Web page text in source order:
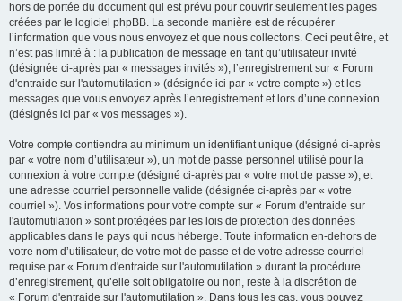
hors de portée du document qui est prévu pour couvrir seulement les pages
créées par le logiciel phpBB. La seconde manière est de récupérer
l’information que vous nous envoyez et que nous collectons. Ceci peut être, et
n’est pas limité à : la publication de message en tant qu’utilisateur invité
(désignée ci-après par « messages invités »), l’enregistrement sur « Forum
d'entraide sur l'automutilation » (désignée ici par « votre compte ») et les
messages que vous envoyez après l’enregistrement et lors d’une connexion
(désignés ici par « vos messages »).
Votre compte contiendra au minimum un identifiant unique (désigné ci-après
par « votre nom d’utilisateur »), un mot de passe personnel utilisé pour la
connexion à votre compte (désigné ci-après par « votre mot de passe »), et
une adresse courriel personnelle valide (désignée ci-après par « votre
courriel »). Vos informations pour votre compte sur « Forum d'entraide sur
l'automutilation » sont protégées par les lois de protection des données
applicables dans le pays qui nous héberge. Toute information en-dehors de
votre nom d’utilisateur, de votre mot de passe et de votre adresse courriel
requise par « Forum d'entraide sur l'automutilation » durant la procédure
d’enregistrement, qu’elle soit obligatoire ou non, reste à la discrétion de
« Forum d'entraide sur l'automutilation ». Dans tous les cas, vous pouvez